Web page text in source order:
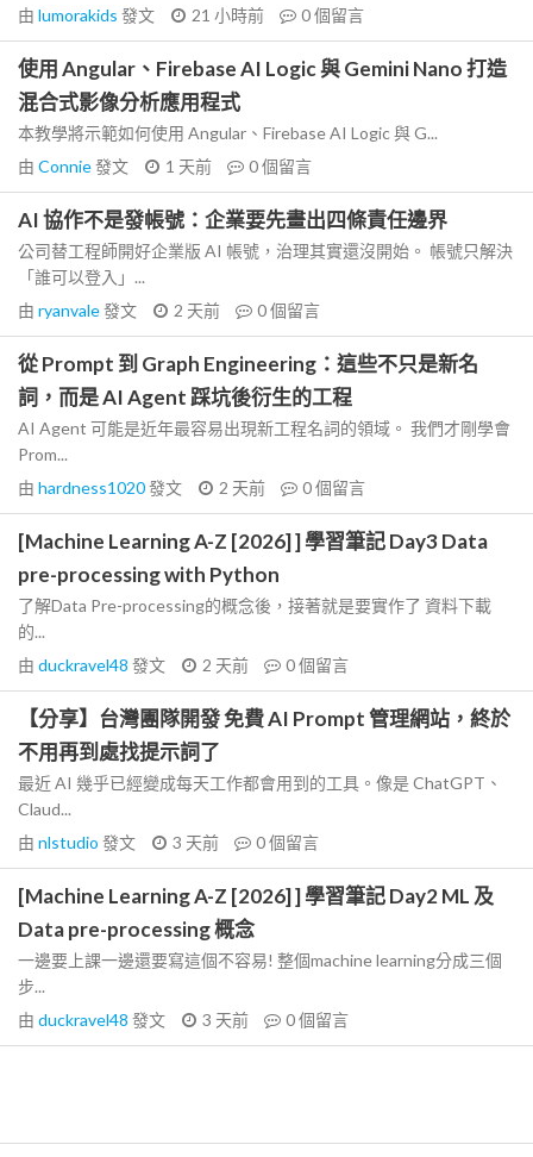
由 lumorakids 發文 21 小時前 0個留言
使用 Angular、Firebase AI Logic 與 Gemini Nano 打造
混合式影像分析應用程式
本教學將示範如何使用 Angular、Firebase AI Logic 與 G...
由 Connie發文 1 天前 0個留言
AI 協作不是發帳號：企業要先畫出四條責任邊界
公司替工程師開好企業版 AI 帳號，治理其實還沒開始。 帳號只解決
「誰可以登入」...
由 ryanvale發文 2 天前 0個留言
從 Prompt 到 Graph Engineering：這些不只是新名
詞，而是 AI Agent 踩坑後衍生的工程
AI Agent 可能是近年最容易出現新工程名詞的領域。 我們才剛學會
Prom...
由 hardness1020發文 2 天前 0個留言
[Machine Learning A-Z [2026] ] 學習筆記 Day3 Data
pre-processing with Python
了解Data Pre-processing的概念後，接著就是要實作了 資料下載
的...
由 duckravel48 發文 2 天前 0個留言
【分享】台灣團隊開發 免費 AI Prompt 管理網站，終於
不用再到處找提示詞了
最近 AI 幾乎已經變成每天工作都會用到的工具。像是 ChatGPT、
Claud...
由 nlstudio 發文 3 天前 0個留言
[Machine Learning A-Z [2026] ] 學習筆記 Day2 ML 及
Data pre-processing 概念
一邊要上課一邊還要寫這個不容易! 整個machine learning分成三個
步...
由 duckravel48 發文 3 天前 0個留言